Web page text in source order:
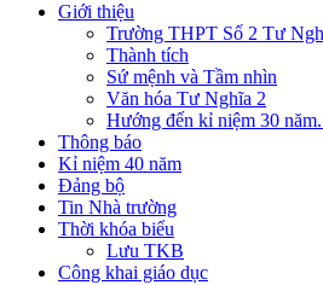
Giới thiệu
Trường THPT Số 2 Tư
Thành tích
Sứ mệnh và Tầm nhìn
Văn hóa Tư Nghĩa 2
Hướng đến kỉ niệm 30
Thông báo
Kỉ niệm 40 năm
Đảng bộ
Tin Nhà trường
Thời khóa biểu
Lưu TKB
Công khai giáo dục